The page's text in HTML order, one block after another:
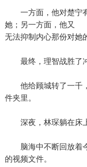
一方面，他对楚宁有
她；另一方面，他又
无法抑制内心那份对她
最终，理智战胜了冲
他给顾城转了一千，
件夹里。
深夜，林琛躺在床上
脑海中不断回放着今
的视频文件。